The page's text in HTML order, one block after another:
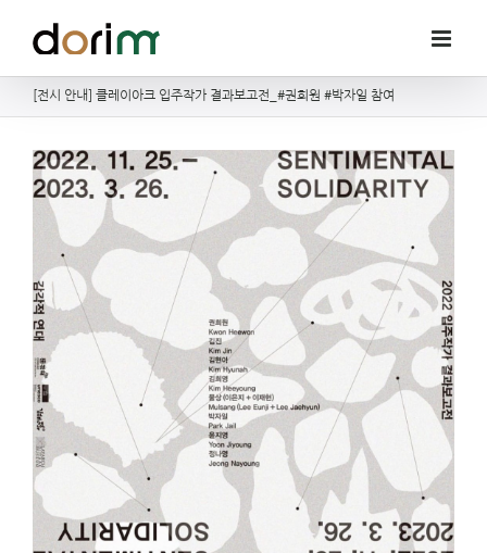
[전시 안내] 클레이아크 입주작가 결과보고전_#권희원 #박자일 참여